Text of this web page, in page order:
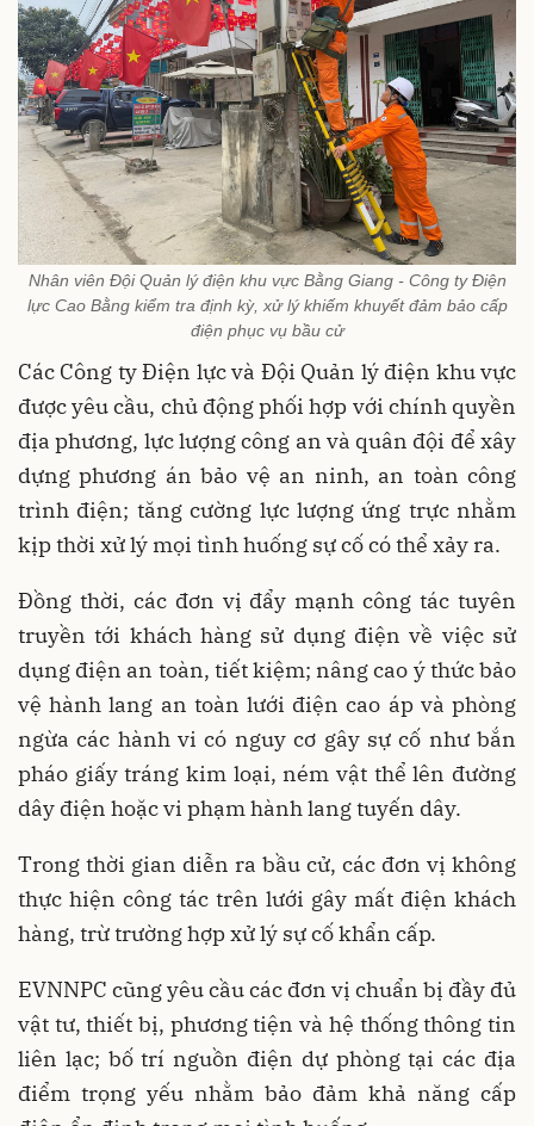
Nhân viên Đội Quản lý điện khu vực Bằng Giang - Công ty Điện
lực Cao Bằng kiểm tra định kỳ, xử lý khiếm khuyết đảm bảo cấp
điện phục vụ bầu cử
Các Công ty Điện lực và Đội Quản lý điện khu vực
được yêu cầu, chủ động phối hợp với chính quyền
địa phương, lực lượng công an và quân đội để xây
dựng phương án bảo vệ an ninh, an toàn công
trình điện; tăng cường lực lượng ứng trực nhằm
kịp thời xử lý mọi tình huống sự cố có thể xảy ra.
Đồng thời, các đơn vị đẩy mạnh công tác tuyên
truyền tới khách hàng sử dụng điện về việc sử
dụng điện an toàn, tiết kiệm; nâng cao ý thức bảo
vệ hành lang an toàn lưới điện cao áp và phòng
ngừa các hành vi có nguy cơ gây sự cố như bắn
pháo giấy tráng kim loại, ném vật thể lên đường
dây điện hoặc vi phạm hành lang tuyến dây.
Trong thời gian diễn ra bầu cử, các đơn vị không
thực hiện công tác trên lưới gây mất điện khách
hàng, trừ trường hợp xử lý sự cố khẩn cấp.
EVNNPC cũng yêu cầu các đơn vị chuẩn bị đầy đủ
vật tư, thiết bị, phương tiện và hệ thống thông tin
liên lạc; bố trí nguồn điện dự phòng tại các địa
điểm trọng yếu nhằm bảo đảm khả năng cấp